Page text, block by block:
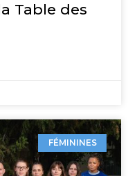
Table des
FÉMININES